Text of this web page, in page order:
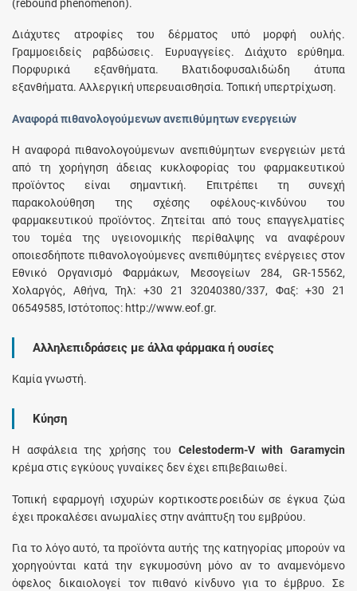
(rebound phenomenon).
Διάχυτες ατροφίες του δέρματος υπό μορφή ουλής.
Γραμμοειδείς ραβδώσεις. Ευρυαγγείες. Διάχυτο ερύθημα.
Πορφυρικά εξανθήματα. Βλατιδοφυσαλιδώδη άτυπα
εξανθήματα. Αλλεργική υπερευαισθησία. Τοπική υπερτρίχωση.
Αναφορά πιθανολογούμενων ανεπιθύμητων ενεργειών
Η αναφορά πιθανολογούμενων ανεπιθύμητων ενεργειών μετά
από τη χορήγηση άδειας κυκλοφορίας του φαρμακευτικού
προϊόντος είναι σημαντική. Επιτρέπει τη συνεχή
παρακολούθηση της σχέσης οφέλους-κινδύνου του
φαρμακευτικού προϊόντος. Ζητείται από τους επαγγελματίες
του τομέα της υγειονομικής περίθαλψης να αναφέρουν
οποιεσδήποτε πιθανολογούμενες ανεπιθύμητες ενέργειες στον
Εθνικό Οργανισμό Φαρμάκων, Μεσογείων 284, GR-15562,
Χολαργός, Αθήνα, Τηλ: +30 21 32040380/337, Φαξ: +30 21
06549585, Ιστότοπος: http://www.eof.gr.
Αλληλεπιδράσεις με άλλα φάρμακα ή ουσίες
Καμία γνωστή.
Κύηση
Η ασφάλεια της χρήσης του Celestoderm-V with Garamycin
κρέμα στις εγκύους γυναίκες δεν έχει επιβεβαιωθεί.
Τοπική εφαρμογή ισχυρών κορτικοστεροειδών σε έγκυα ζώα
έχει προκαλέσει ανωμαλίες στην ανάπτυξη του εμβρύου.
Για το λόγο αυτό, τα προϊόντα αυτής της κατηγορίας μπορούν να
χορηγούνται κατά την εγκυμοσύνη μόνο αν το αναμενόμενο
όφελος δικαιολογεί τον πιθανό κίνδυνο για το έμβρυο. Σε